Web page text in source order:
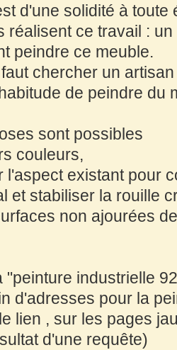
d'une solidité à toute
réalisent ce travail :
peindre ce meuble.
chercher un
de peindre du
sont possibles
couleurs,
l'aspect existant pour
et stabiliser la rouille
non ajourées
"peinture industrielle
d'adresses pour la
lien , sur les pages
d'une requête)